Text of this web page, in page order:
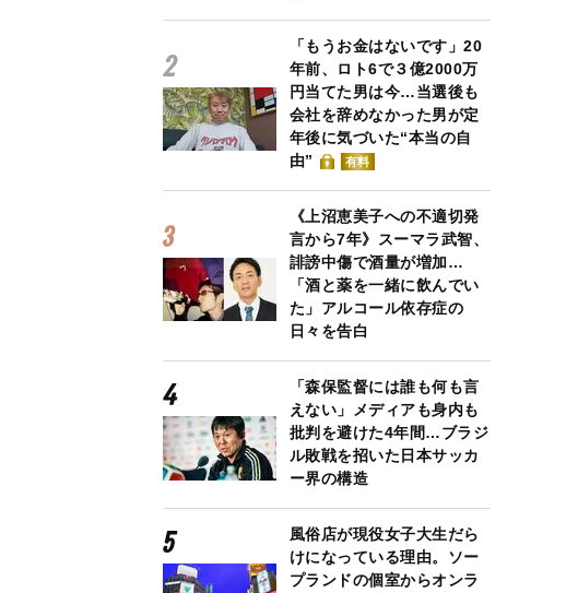
「もうお金はないです」20
年前、ロト6で３億2000万
円当てた男は今…当選後も
会社を辞めなかった男が定
年後に気づいた“本当の自
由”
有料
《上沼恵美子への不適切発
言から7年》スーマラ武智、
誹謗中傷で酒量が増加…
「酒と薬を一緒に飲んでい
た」アルコール依存症の
日々を告白
「森保監督には誰も何も言
えない」メディアも身内も
批判を避けた4年間…ブラジ
ル敗戦を招いた日本サッカ
ー界の構造
風俗店が現役女子大生だら
けになっている理由。ソー
プランドの個室からオンラ